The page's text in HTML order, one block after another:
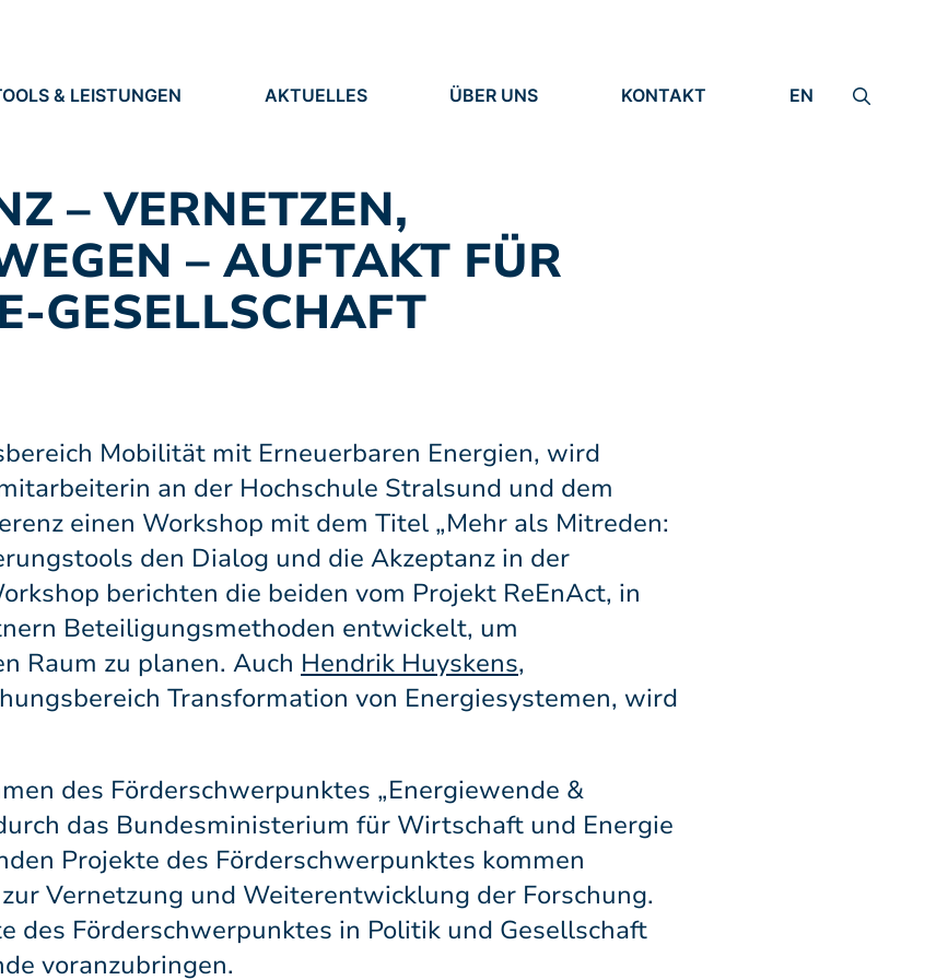
& LEISTUNGEN AKTUELLES
PRESSE
STELLEN
ÜBER UNS KONTAKT EN
– VERNETZEN,
– AUFTAKT FÜR
GESELLSCHAFT
Mobilität mit Erneuerbaren Energien, wird
an der Hochschule Stralsund und dem
einen Workshop mit dem Titel „Mehr als Mitreden:
den Dialog und die Akzeptanz in der
berichten die beiden vom Projekt ReEnAct, in
Beteiligungsmethoden entwickelt, um
Raum zu planen. Auch Hendrik Huyskens,
Transformation von Energiesystemen, wird
des Förderschwerpunktes „Energiewende &
das Bundesministerium für Wirtschaft und Energie
Projekte des Förderschwerpunktes kommen
Vernetzung und Weiterentwicklung der Forschung.
des Förderschwerpunktes in Politik und Gesellschaft
voranzubringen.